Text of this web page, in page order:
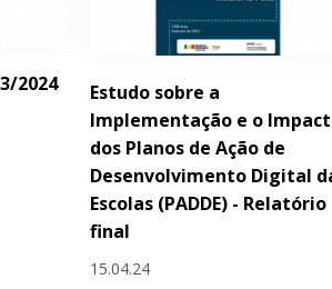
2024
Estudo sobre a
Implementação e o
dos Planos de Ação de
Desenvolvimento Digital
Escolas (PADDE) - Relatório
final
15.04.24